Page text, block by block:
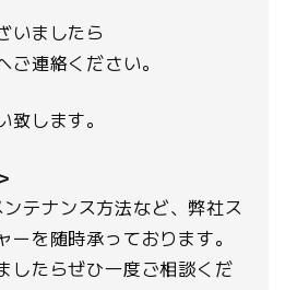
いましたら
連絡ください。
します。
テナンス方法など、弊社ス
を随時承っております。
したらぜひ一度ご相談くだ